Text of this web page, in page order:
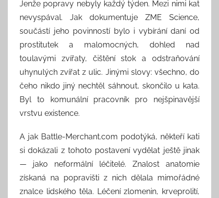
Jenže popravy nebyly každý týden. Mezi nimi kat
nevyspával. Jak dokumentuje ZME Science,
součástí jeho povinností bylo i vybírání daní od
prostitutek a malomocných, dohled nad
toulavými zvířaty, čištění stok a odstraňování
uhynulých zvířat z ulic. Jinými slovy: všechno, do
čeho nikdo jiný nechtěl sáhnout, skončilo u kata.
Byl to komunální pracovník pro nejšpinavější
vrstvu existence.
A jak Battle-Merchant.com podotýká, někteří kati
si dokázali z tohoto postavení vydělat ještě jinak
— jako neformální léčitelé. Znalost anatomie
získaná na popravišti z nich dělala mimořádné
znalce lidského těla. Léčení zlomenin, krveprolití,